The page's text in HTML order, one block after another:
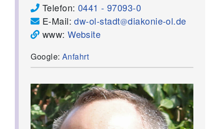
Telefon: 0441 - 97093-0
E-Mail:dw-ol-stadt
diakonie-ol.de
www:Website
Google: Anfahrt